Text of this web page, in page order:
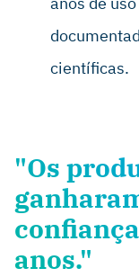
científicas.
"Os
anos."